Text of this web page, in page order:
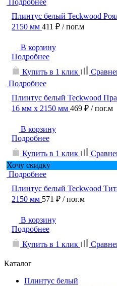
Подробнее
Плинтус белый Teckwood
2150 мм 411 ₽ / пог.м
В корзину
Подробнее
Купить в 1 клик
Подробнее
Плинтус белый Teckwood
16 мм х 2150 мм 469 ₽ / пог.м
В корзину
Подробнее
Купить в 1 клик
Хочу скидку
Подробнее
Плинтус белый Teckwood
2150 мм 571 ₽ / пог.м
В корзину
Подробнее
Купить в 1 клик
Каталог
Плинтус белый